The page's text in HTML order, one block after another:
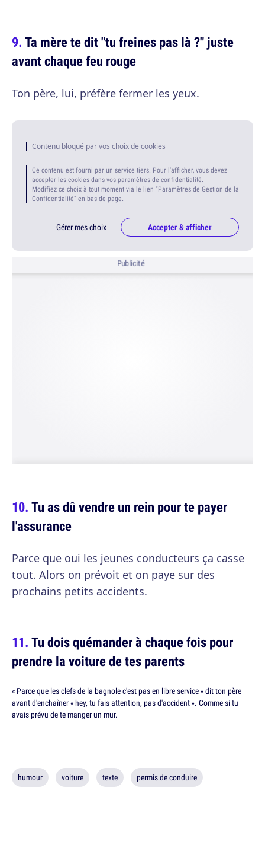
Ta mère te dit "tu freines pas là ?" juste
avant chaque feu rouge
Ton père, lui, préfère fermer les yeux.
Contenu bloqué par vos choix de cookies
Ce contenu est fourni par un service tiers. Pour l'afficher, vous devez
accepter les cookies dans vos paramètres de confidentialité.
Modifiez ce choix à tout moment via le lien "Paramètres de Gestion de la
Confidentialité" en bas de page.
Gérer mes choix Accepter & afficher
Publicité
Tu as dû vendre un rein pour te payer
l'assurance
Parce que oui les jeunes conducteurs ça casse
tout. Alors on prévoit et on paye sur des
prochains petits accidents.
Tu dois quémander à chaque fois pour
prendre la voiture de tes parents
« Parce que les clefs de la bagnole c'est pas en libre service » dit ton père
avant d'enchaîner « hey, tu fais attention, pas d'accident ». Comme si tu
avais prévu de te manger un mur.
humour voiture texte permis de conduire